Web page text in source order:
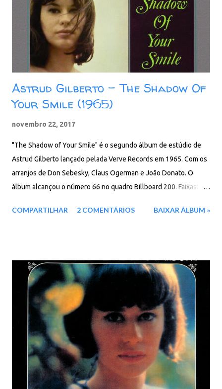
Astrud Gilberto - The Shadow Of
Your Smile (1965)
novembro 22, 2017
"The Shadow of Your Smile" é o segundo álbum de estúdio de
Astrud Gilberto lançado pelada Verve Records em 1965. Com os
arranjos de Don Sebesky, Claus Ogerman e João Donato. O
álbum alcançou o número 66 no quadro Billboard 200. Faixas:
03. Manha De Carnaval 04. Fly Me To The Moon 05. Gentle Rain
MEGA - MediaFire
COMPARTILHAR 2 COMENTÁRIOS BAIXAR ÁLBUM »